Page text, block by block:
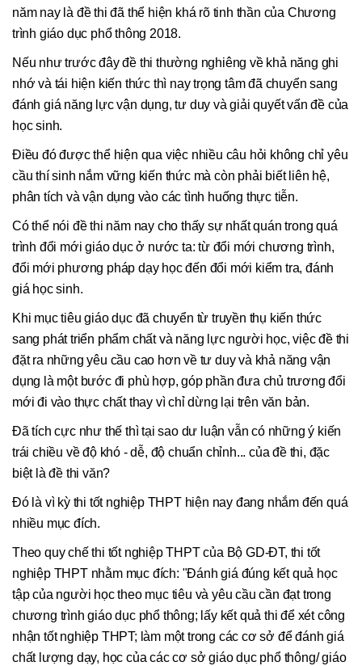
năm nay là đề thi đã thể hiện khá rõ tinh thần của Chương
trình giáo dục phổ thông 2018.
Nếu như trước đây đề thi thường nghiêng về khả năng ghi
nhớ và tái hiện kiến thức thì nay trọng tâm đã chuyển sang
đánh giá năng lực vận dụng, tư duy và giải quyết vấn đề của
học sinh.
Điều đó được thể hiện qua việc nhiều câu hỏi không chỉ yêu
cầu thí sinh nắm vững kiến thức mà còn phải biết liên hệ,
phân tích và vận dụng vào các tình huống thực tiễn.
Có thể nói đề thi năm nay cho thấy sự nhất quán trong quá
trình đổi mới giáo dục ở nước ta: từ đổi mới chương trình,
đổi mới phương pháp dạy học đến đổi mới kiểm tra, đánh
giá học sinh.
Khi mục tiêu giáo dục đã chuyển từ truyền thụ kiến thức
sang phát triển phẩm chất và năng lực người học, việc đề thi
đặt ra những yêu cầu cao hơn về tư duy và khả năng vận
dụng là một bước đi phù hợp, góp phần đưa chủ trương đổi
mới đi vào thực chất thay vì chỉ dừng lại trên văn bản.
Đã tích cực như thế thì tại sao dư luận vẫn có những ý kiến
trái chiều về độ khó - dễ, độ chuẩn chỉnh... của đề thi, đặc
biệt là đề thi văn?
Đó là vì kỳ thi tốt nghiệp THPT hiện nay đang nhắm đến quá
nhiều mục đích.
Theo quy chế thi tốt nghiệp THPT của Bộ GD-ĐT, thi tốt
nghiệp THPT nhằm mục đích: "Đánh giá đúng kết quả học
tập của người học theo mục tiêu và yêu cầu cần đạt trong
chương trình giáo dục phổ thông; lấy kết quả thi để xét công
nhận tốt nghiệp THPT; làm một trong các cơ sở để đánh giá
chất lượng dạy, học của các cơ sở giáo dục phổ thông/ giáo